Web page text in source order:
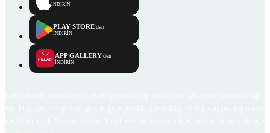
İNDİRİN
PLAY STORE'dan
İNDİRİN
APP GALLERY'den
İNDİRİN